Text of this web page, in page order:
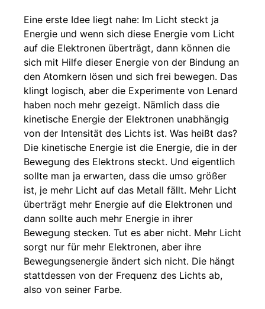
Eine erste Idee liegt nahe: Im Licht steckt ja
Energie und wenn sich diese Energie vom Licht
auf die Elektronen überträgt, dann können die
sich mit Hilfe dieser Energie von der Bindung an
den Atomkern lösen und sich frei bewegen. Das
klingt logisch, aber die Experimente von Lenard
haben noch mehr gezeigt. Nämlich dass die
kinetische Energie der Elektronen unabhängig
von der Intensität des Lichts ist. Was heißt das?
Die kinetische Energie ist die Energie, die in der
Bewegung des Elektrons steckt. Und eigentlich
sollte man ja erwarten, dass die umso größer
ist, je mehr Licht auf das Metall fällt. Mehr Licht
überträgt mehr Energie auf die Elektronen und
dann sollte auch mehr Energie in ihrer
Bewegung stecken. Tut es aber nicht. Mehr Licht
sorgt nur für mehr Elektronen, aber ihre
Bewegungsenergie ändert sich nicht. Die hängt
stattdessen von der Frequenz des Lichts ab,
also von seiner Farbe.